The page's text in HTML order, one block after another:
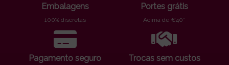
Embalagens
100% discretas
Portes grátis
Acima de €40*
Pagamento seguro Trocas sem custos